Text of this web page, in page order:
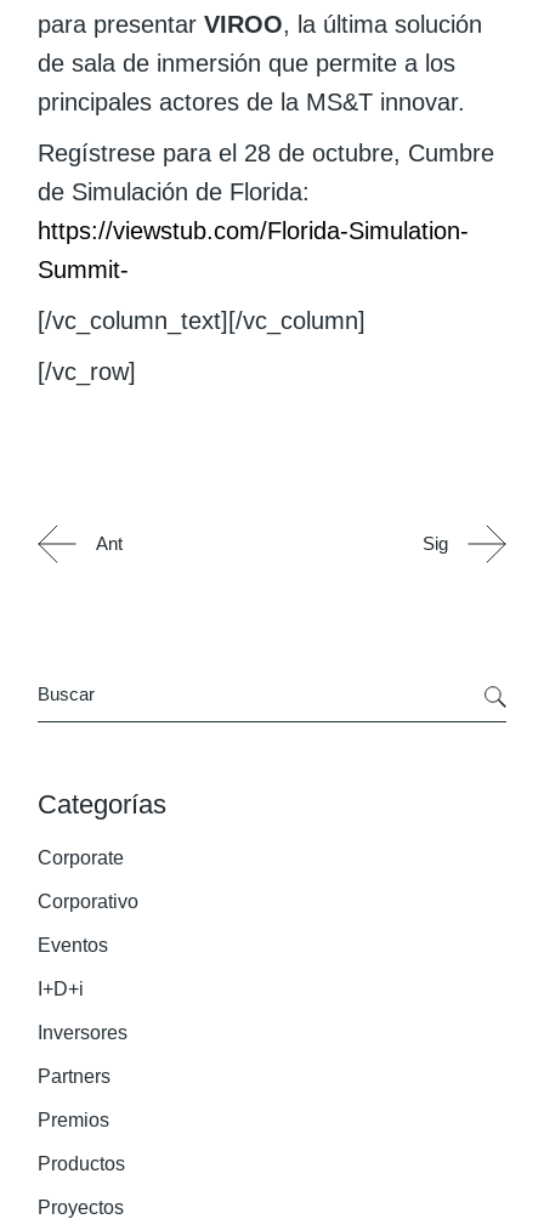
para presentarVIROO, la última solución
de sala de inmersión que permite a los
principales actores de la MS&T innovar.
Regístrese para el 28 de octubre, Cumbre
de Simulación de Florida:
https://viewstub.com/Florida-Simulation-
Summit-
[/vc_column_text][/vc_column]
[/vc_row]
Ant Sig
Search
Categorías
Corporate
Corporativo
Eventos
I+D+i
Inversores
Partners
Premios
Productos
Proyectos